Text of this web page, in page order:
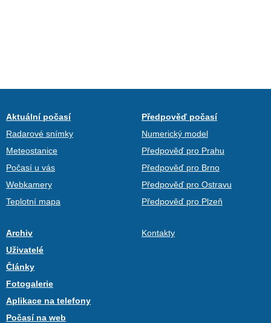
Aktuální počasí
Radarové snímky
Meteostanice
Počasí u vás
Webkamery
Teplotní mapa
Předpověď počasí
Numerický model
Předpověď pro Prahu
Předpověď pro Brno
Předpověď pro Ostravu
Předpověď pro Plzeň
Archiv
Uživatelé
Články
Fotogalerie
Aplikace na telefony
Počasí na web
Kontakty